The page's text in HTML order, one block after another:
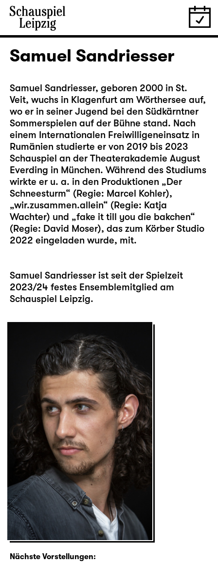
Samuel Sandriesser
Samuel Sandriesser, geboren 2000 in St.
Veit, wuchs in Klagenfurt am Wörthersee auf,
wo er in seiner Jugend bei den Südkärntner
Sommerspielen auf der Bühne stand. Nach
einem Internationalen Freiwilligeneinsatz in
Rumänien studierte er von 2019 bis 2023
Schauspiel an der Theaterakademie August
Everding in München. Während des Studiums
wirkte er u. a. in den Produktionen „Der
Schneesturm“ (Regie: Marcel Kohler),
„wir.zusammen.allein“ (Regie: Katja
Wachter) und „fake it till you die bakchen“
(Regie: David Moser), das zum Körber Studio
2022 eingeladen wurde, mit.
Samuel Sandriesser ist seit der Spielzeit
2023/24 festes Ensemblemitglied am
Schauspiel Leipzig.
Nächste Vorstellungen: